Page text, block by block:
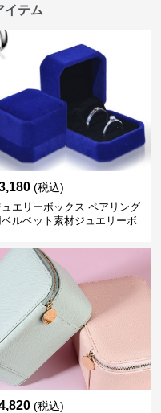
イテム
(税込)
ュエリーボックス ペアリング
ベルベット素材ジュエリーボ
(税込)